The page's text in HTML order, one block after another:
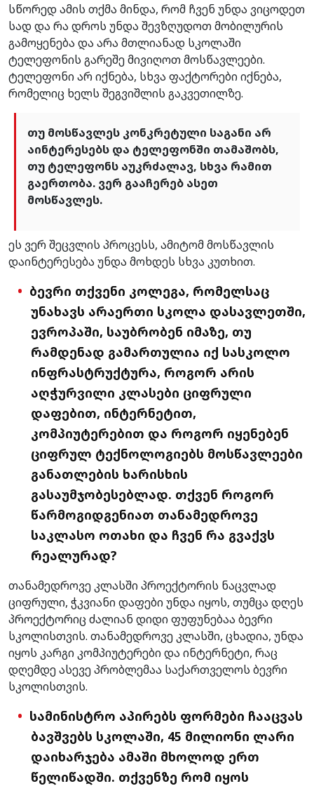
სწორედ ამის თქმა მინდა, რომ ჩვენ უნდა ვიცოდეთ
სად და რა დროს უნდა შევზღუდოთ მობილურის
გამოყენება და არა მთლიანად სკოლაში
ტელეფონის გარეშე მივიღოთ მოსწავლეები.
ტელეფონი არ იქნება, სხვა ფაქტორები იქნება,
რომელიც ხელს შეგვიშლის გაკვეთილზე.
თუ მოსწავლეს კონკრეტული საგანი არ
აინტერესებს და ტელეფონში თამაშობს,
თუ ტელეფონს აუკრძალავ, სხვა რამით
გაერთობა. ვერ გააჩერებ ასეთ
მოსწავლეს.
ეს ვერ შეცვლის პროცესს, ამიტომ მოსწავლის
დაინტერესება უნდა მოხდეს სხვა კუთხით.
ბევრი თქვენი კოლეგა, რომელსაც
უნახავს არაერთი სკოლა დასავლეთში,
ევროპაში, საუბრობენ იმაზე, თუ
რამდენად გამართულია იქ სასკოლო
ინფრასტრუქტურა, როგორ არის
აღჭურვილი კლასები ციფრული
დაფებით, ინტერნეტით,
კომპიუტერებით და როგორ იყენებენ
ციფრულ ტექნოლოგიებს მოსწავლეები
განათლების ხარისხის
გასაუმჯობესებლად. თქვენ როგორ
წარმოგიდგენიათ თანამედროვე
საკლასო ოთახი და ჩვენ რა გვაქვს
რეალურად?
თანამედროვე კლასში პროექტორის ნაცვლად
ციფრული, ჭკვიანი დაფები უნდა იყოს, თუმცა დღეს
პროექტორიც ძალიან დიდი ფუფუნებაა ბევრი
სკოლისთვის. თანამედროვე კლასში, ცხადია, უნდა
იყოს კარგი კომპიუტერები და ინტერნეტი, რაც
დღემდე ასევე პრობლემაა საქართველოს ბევრი
სკოლისთვის.
სამინისტრო აპირებს ფორმები ჩააცვას
ბავშვებს სკოლაში, 45 მილიონი ლარი
დაიხარჯება ამაში მხოლოდ ერთ
წელიწადში. თქვენზე რომ იყოს